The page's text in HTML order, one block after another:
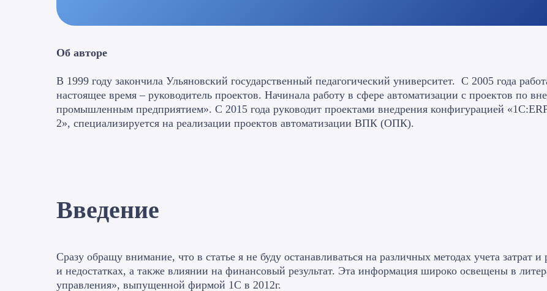
Об авторе
В 1999 году закончила Ульяновский государственный педагогический университет. С 2005 года
настоящее время – руководитель проектов. Начинала работу в сфере автоматизации с проектов по
промышленным предприятием». С 2015 года руководит проектами внедрения конфигурацией
2», специализируется на реализации проектов автоматизации ВПК (ОПК).
Введение
Сразу обращу внимание, что в статье я не буду останавливаться на различных методах учета затрат
и недостатках, а также влиянии на финансовый результат. Эта информация широко освещены в
управления», выпущенной фирмой 1С в 2012г.